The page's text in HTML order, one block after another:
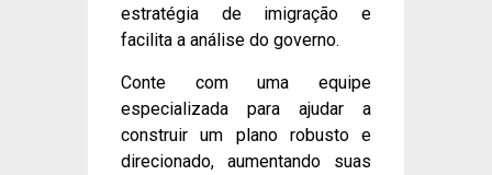
estratégia de imigração e
facilita a análise do governo.
Conte com uma equipe
especializada para ajudar a
construir um plano robusto e
direcionado, aumentando suas